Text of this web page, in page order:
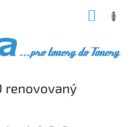
renovovaný